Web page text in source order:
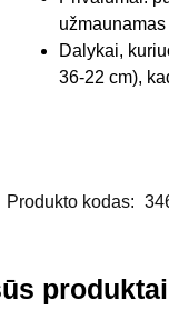
Dalykai,
36-22 cm),
Produkto kodas:
produktai